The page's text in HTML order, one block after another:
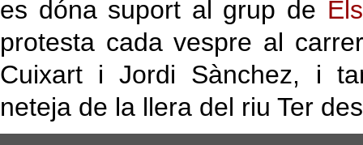
es dóna suport al grup de
protesta cada vespre al
Cuixart i Jordi Sànchez, i
neteja de la llera del riu Ter